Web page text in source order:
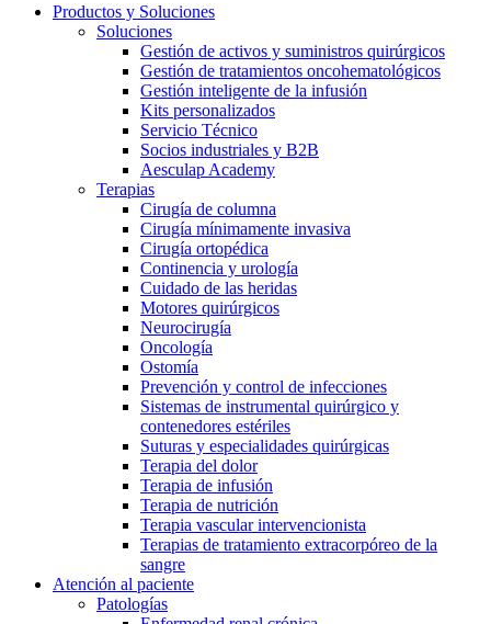
Productos y Soluciones
Soluciones
Gestión de activos y suministros quirúrgicos
Gestión de tratamientos oncohematológicos
Gestión inteligente de la infusión
Kits personalizados
Servicio Técnico
Socios industriales y B2B
Aesculap Academy
Terapias
Cirugía de columna
Cirugía mínimamente invasiva
Cirugía ortopédica
Continencia y urología
Cuidado de las heridas
Motores quirúrgicos
Neurocirugía
Oncología
Ostomía
Prevención y control de infecciones
Sistemas de instrumental quirúrgico y
contenedores estériles
Suturas y especialidades quirúrgicas
Terapia del dolor
Terapia de infusión
Terapia de nutrición
Terapia vascular intervencionista
Terapias de tratamiento extracorpóreo de la
sangre
Atención al paciente
Patologías